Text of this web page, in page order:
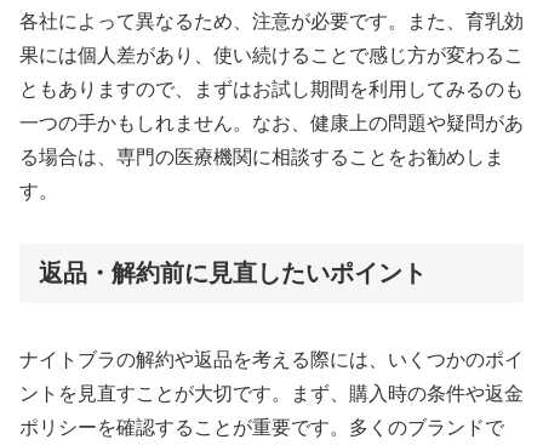
各社によって異なるため、注意が必要です。また、育乳効
果には個人差があり、使い続けることで感じ方が変わるこ
ともありますので、まずはお試し期間を利用してみるのも
一つの手かもしれません。なお、健康上の問題や疑問があ
る場合は、専門の医療機関に相談することをお勧めしま
す。
返品・解約前に見直したいポイント
ナイトブラの解約や返品を考える際には、いくつかのポイ
ントを見直すことが大切です。まず、購入時の条件や返金
ポリシーを確認することが重要です。多くのブランドで